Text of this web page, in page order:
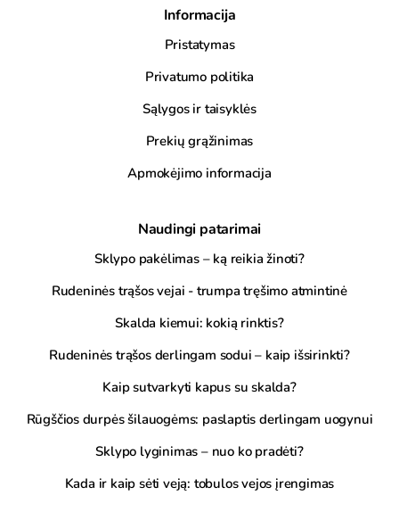
Informacija
Pristatymas
Privatumo politika
Sąlygos ir taisyklės
Prekių grąžinimas
Apmokėjimo informacija
Naudingi patarimai
Sklypo pakėlimas – ką reikia žinoti?
Rudeninės trąšos vejai - trumpa tręšimo atmintinė
Skalda kiemui: kokią rinktis?
Rudeninės trąšos derlingam sodui – kaip išsirinkti?
Kaip sutvarkyti kapus su skalda?
Rūgščios durpės šilauogėms: paslaptis derlingam uogynui
Sklypo lyginimas – nuo ko pradėti?
Kada ir kaip sėti veją: tobulos vejos įrengimas